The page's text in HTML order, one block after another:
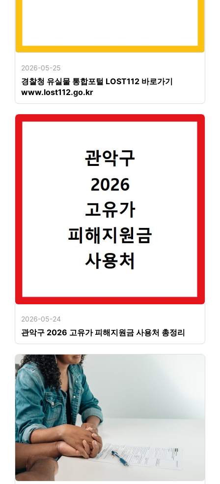
2026-05-25
경찰청 유실물 통합포털 LOST112 바로가기
www.lost112.go.kr
2026-05-24
관악구 2026 고유가 피해지원금 사용처 총정리